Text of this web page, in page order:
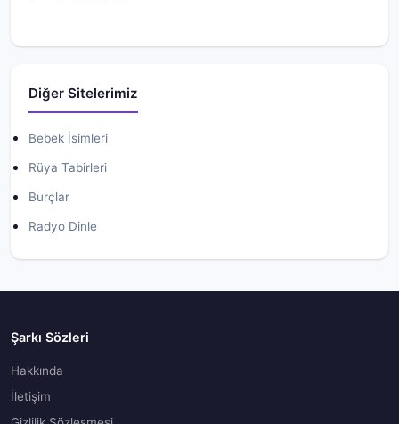
Diğer Sitelerimiz
Bebek İsimleri
Rüya Tabirleri
Burçlar
Radyo Dinle
Şarkı Sözleri
Hakkında
İletişim